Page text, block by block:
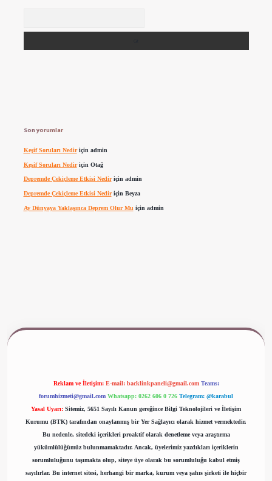
Son yorumlar
Keşif Soruları Nediriçin admin
Keşif Soruları Nediriçin Otağ
Depremde Çekiçleme Etkisi Nediriçin admin
Depremde Çekiçleme Etkisi Nediriçin Beyza
Ay Dünyaya Yaklaşınca Deprem Olur Mu için admin
Reklam ve İletişim: E-mail: backlinkpaneli@gmail.com Teams:
forumhizmeti@gmail.com Whatsapp: 0262 606 0 726 Telegram: @karabul
Yasal Uyarı: Sitemiz, 5651 Sayılı Kanun gereğince Bilgi Teknolojileri ve İletişim
Kurumu (BTK) tarafından onaylanmış bir Yer Sağlayıcı olarak hizmet vermektedir.
Bu nedenle, sitedeki içerikleri proaktif olarak denetleme veya araştırma
yükümlülüğümüz bulunmamaktadır. Ancak, üyelerimiz yazdıkları içeriklerin
sorumluluğunu taşımakta olup, siteye üye olarak bu sorumluluğu kabul etmiş
sayılırlar. Bu internet sitesi, herhangi bir marka, kurum veya şahıs şirketi ile hiçbir